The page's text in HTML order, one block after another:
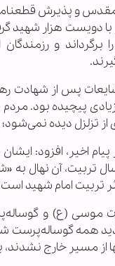
مقدس و پذیرش
دویست هزار شهید
و
پس از شهادت
پیچیده بود. مردم
از تزلزل دیده
اخیر، افزود:
تربیت، آن نهال
تربیت امام شهید
موسی (ع) و
همه گوساله‌پرست
از مسیر خارج